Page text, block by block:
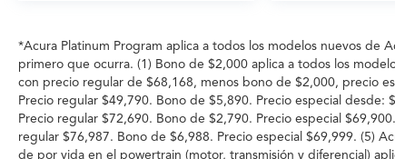
*Acura Platinum Program aplica a todos los modelos nuevos de
primero que ocurra. (1) Bono de $2,000 aplica a todos los
con precio regular de $68,168, menos bono de $2,000, precio
Precio regular $49,790. Bono de $5,890. Precio especial desde:
Precio regular $72,690. Bono de $2,790. Precio especial
regular $76,987. Bono de $6,988. Precio especial $69,999. (5)
de por vida en el powertrain (motor, transmisión y diferencial)